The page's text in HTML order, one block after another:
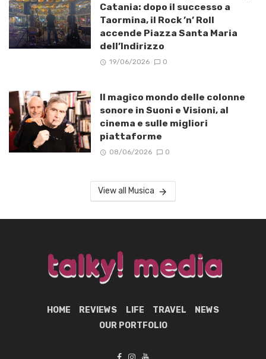
Catania: dopo il successo a
Taormina, il Rock ’n’ Roll
accende Piazza Santa Maria
dell’Indirizzo
19/06/2026 0
Il magico mondo delle colonne
sonore in Suoni e Visioni, al
cinema e sulle migliori
piattaforme
08/06/2026 0
View all Musica
HOME REVIEWS LIFE TRAVEL
NEWS
OUR PORTFOLIO